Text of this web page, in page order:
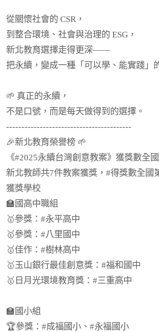
從關懷社會的 CSR，
到整合環境、社會與治理的 ESG，
新北教育選擇走得更深——
把永續，變成一種「可以學、能實踐」
🌱 真正的永續，
不是口號，而是每天做得到的選擇。
-----------------------------------------
🎉新北教育榮譽榜 🌱
《#2025永續台灣創意教案》獲獎數全
新北教師共7件教案獲獎，#得獎數全國
獲獎學校
🏫國高中職組
🥇參獎：#永平高中
🥇參獎：#八里國中
🥇佳作：#樹林高中
🥇玉山銀行最佳創意獎：#福和國中
🥇日月光環境教育獎：#三重高中
🏫國小組
🏆參獎：#成福國小、#永福國小